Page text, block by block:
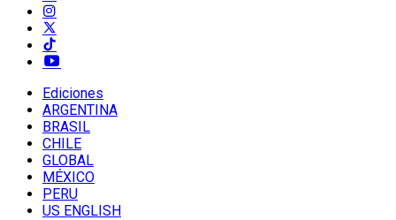
Ediciones
ARGENTINA
BRASIL
CHILE
GLOBAL
MÉXICO
PERU
US ENGLISH